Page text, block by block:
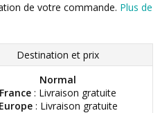
de votre commande. Plus de
Destination et prix
Normal
France : Livraison gratuite
Europe: Livraison gratuite